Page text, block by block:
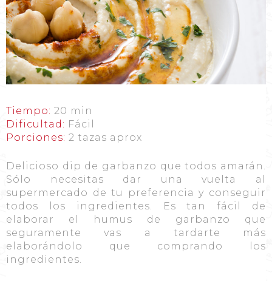
Tiempo: 20 min
Dificultad: Fácil
Porciones: 2 tazas aprox
Delicioso dip de garbanzo que todos amarán.
Sólo necesitas dar una vuelta al
supermercado de tu preferencia y conseguir
todos los ingredientes. Es tan fácil de
elaborar el humus de garbanzo que
seguramente vas a tardarte más
elaborándolo que comprando los
ingredientes.